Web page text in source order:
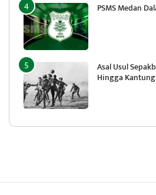
PSMS Medan
Asal Usul
Hingga